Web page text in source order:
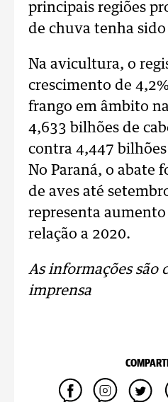
principais regiões
de chuva tenha
Na avicultura, o
crescimento de
frango em âmbito
4,633 bilhões de
contra 4,447
No Paraná, o abate
de aves até
representa
relação a 2020.
As informações são
imprensa